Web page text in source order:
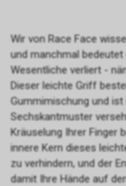
Wir von Race Face
und manchmal
Wesentliche verliert -
Dieser leichte Griff
Gummimischung und
Sechskantmuster
Kräuselung Ihrer Finger
innere Kern dieses
zu verhindern, und der
damit Ihre Hände auf